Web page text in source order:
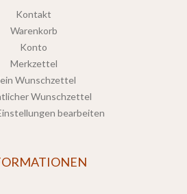
Kontakt
Warenkorb
Konto
Merkzettel
Wunschzettel
Wunschzettel
bearbeiten